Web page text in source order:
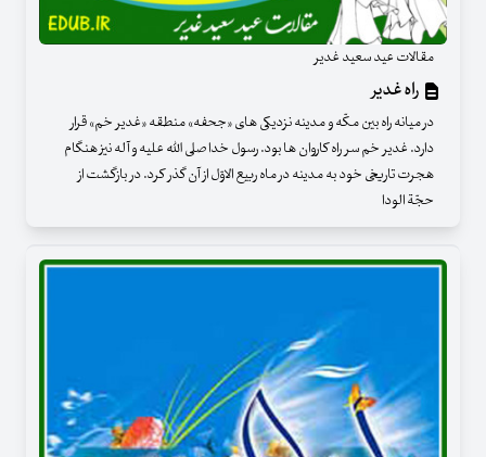
مقالات عید سعید غدیر
راه غدیر
در میانه راه بین مکّه و مدینه نزدیکی های «جحفه» منطقه «غدیر خم» قرار
دارد. غدیر خم سر راه کاروان ها بود. رسول خدا صلی الله علیه و آله نیز هنگام
هجرت تاریخی خود به مدینه در ماه ربیع الاوّل از آن گذر کرد. در بازگشت از
حجّة الودا